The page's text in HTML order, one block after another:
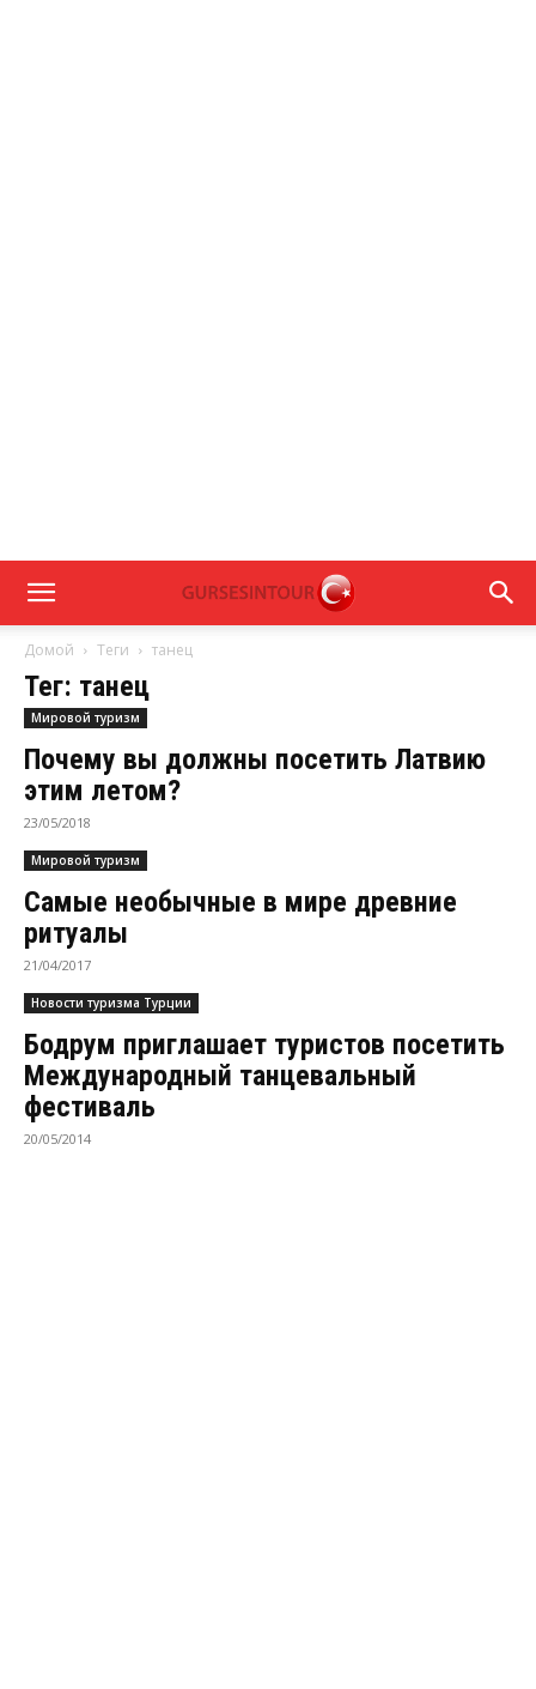
Домой Теги танец
Тег: танец
Мировой туризм
Почему вы должны посетить Латвию
этим летом?
23/05/2018
Мировой туризм
Самые необычные в мире древние
ритуалы
21/04/2017
Новости туризма Турции
Бодрум приглашает туристов посетить
Международный танцевальный
фестиваль
20/05/2014